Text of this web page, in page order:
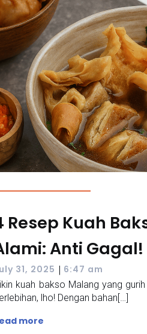
Resep Kuah
Anti Gagal!
31, 2025 | 6:47 am
kuah bakso Malang yang
lho! Dengan bahan[…]
more